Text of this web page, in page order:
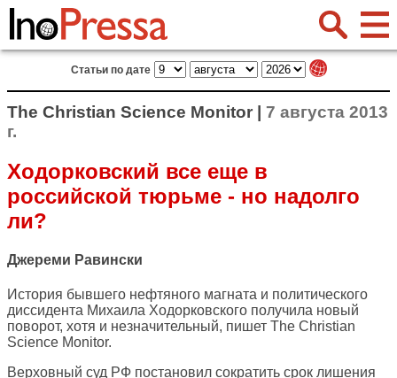
Статьи по дате
The Christian Science Monitor | 7 августа 2013
г.
Ходорковский все еще в
российской тюрьме - но надолго
ли?
Джереми Равински
История бывшего нефтяного магната и политического
диссидента Михаила Ходорковского получила новый
поворот, хотя и незначительный, пишет The Christian
Science Monitor.
Верховный суд РФ постановил сократить срок лишения